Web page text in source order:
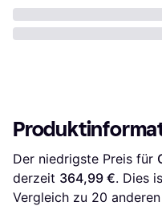
Der niedrigste Preis für
derzeit 364,99 €. Dies
Vergleich zu 20